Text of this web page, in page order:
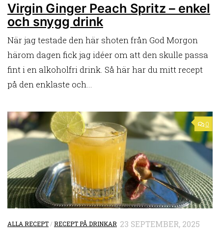
Virgin Ginger Peach Spritz – enkel
och snygg drink
När jag testade den här shoten från God Morgon
härom dagen fick jag idéer om att den skulle passa
fint i en alkoholfri drink. Så här har du mitt recept
på den enklaste och...
0
ALLA RECEPT/RECEPT PÅ DRINKAR 23 SEPTEMBER, 2025